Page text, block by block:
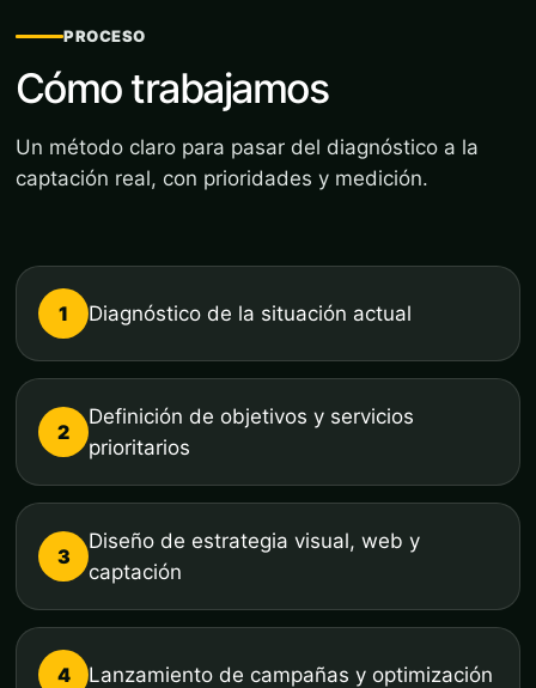
PROCESO
Cómo trabajamos
Un método claro para pasar del diagnóstico a la
captación real, con prioridades y medición.
1 Diagnóstico de la situación actual
2
Definición de objetivos y servicios
prioritarios
3
Diseño de estrategia visual, web y
captación
4 Lanzamiento de campañas y optimización